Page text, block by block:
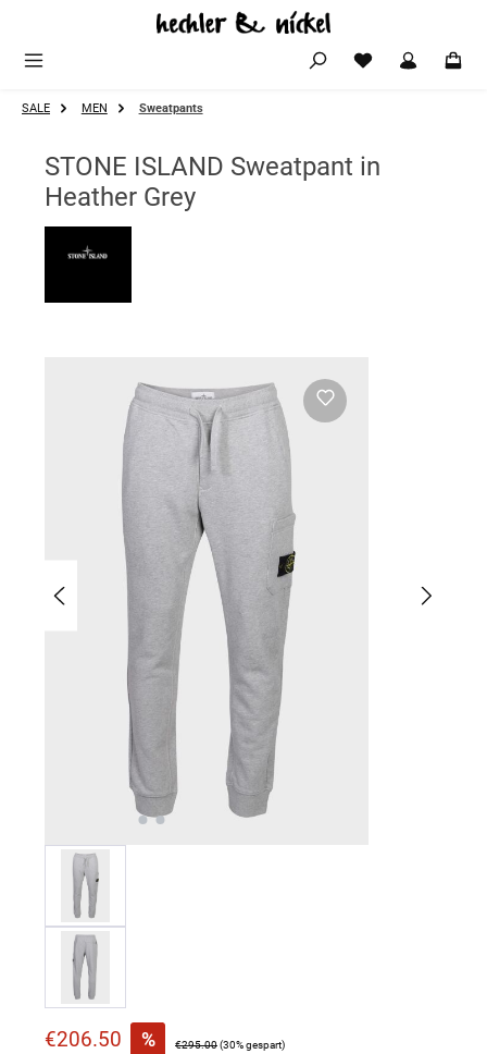
Zum Hauptinhalt springen
SALE MEN Sweatpants
STONE ISLAND Sweatpant in
Heather Grey
Verkaufspreis:
€206.50 % Regulärer Preis:
€295.00(30% gespart)